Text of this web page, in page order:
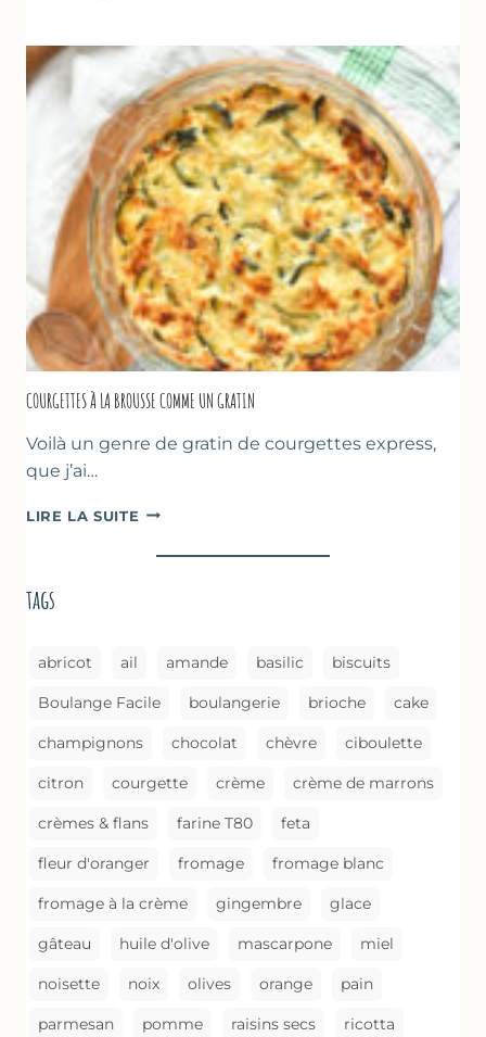
ÉPAISSE
À
LA
FARINE
DE
POIS
CHICHE
–
CUISSON
AU
FOUR
COURGETTES À LA BROUSSE COMME UN GRATIN
Voilà un genre de gratin de courgettes express,
que j’ai…
LIRE LA SUITE COURGETTES
LA
tags
abricot ail amande basilic biscuits
Boulange Facile boulangerie brioche cake
champignons chocolat chèvre ciboulette
citron courgette crème crème de marrons
crèmes & flans farine T80 feta
fleur d'oranger fromage fromage blanc
fromage à la crème gingembre glace
gâteau huile d'olive mascarpone miel
noisette noix olives orange pain
parmesan pomme raisins secs ricotta